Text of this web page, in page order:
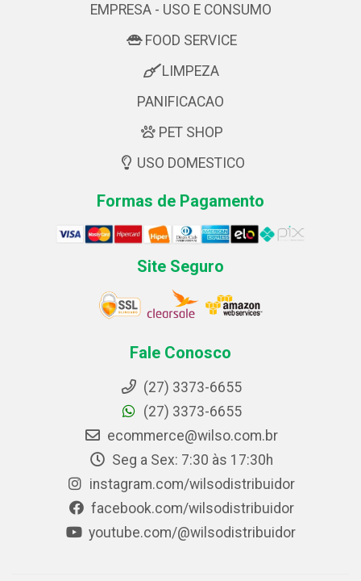
EMPRESA - USO E CONSUMO
FOOD SERVICE
LIMPEZA
PANIFICACAO
PET SHOP
USO DOMESTICO
Formas de Pagamento
Site Seguro
Fale Conosco
(27) 3373-6655
(27) 3373-6655
ecommerce@wilso.com.br
Seg a Sex: 7:30 às 17:30h
instagram.com/wilsodistribuidor
facebook.com/wilsodistribuidor
youtube.com/@wilsodistribuidor